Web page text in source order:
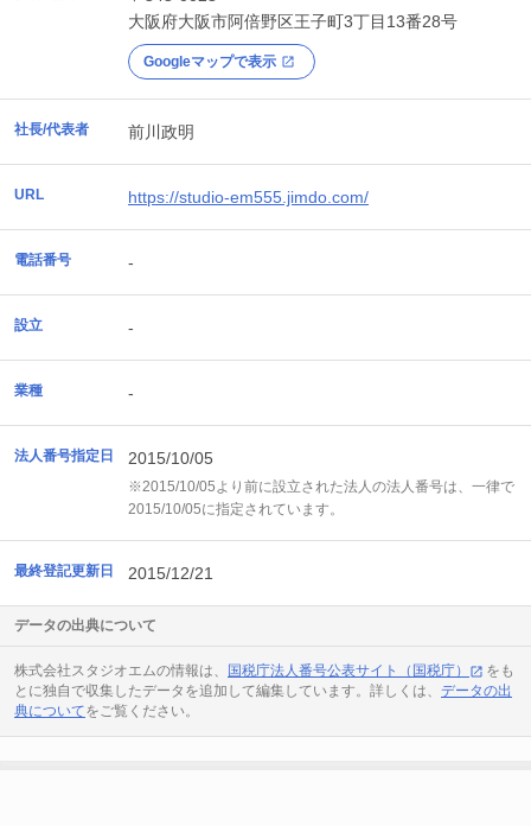
大阪府大阪市阿倍野区王子町3丁目13番28号
Googleマップで表示
社長/代表者 前川政明
URL https://studio-em555.jimdo.com/
電話番号 -
設立 -
業種 -
法人番号指定日 2015/10/05
※2015/10/05より前に設立された法人の法人番号は、一律で
2015/10/05に指定されています。
最終登記更新日 2015/12/21
データの出典について
株式会社スタジオエムの情報は、 国税庁法人番号公表サイト（国税庁）
をも
とに独自で収集したデータを追加して編集しています。詳しくは、 データの出
典についてをご覧ください。